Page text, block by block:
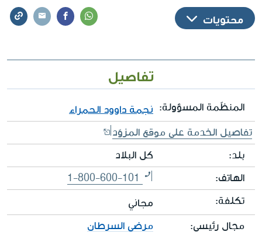
محتويات
تفاصيل
المنظّمة المسؤولة: نجمة داوود الحمراء
تفاصيل الخدمة على موقع المزوّد
بلد: كل البلاد
الهاتف: 1-800-600-101
تكلفة: مجاني
مجال رئيسي: مرضى السرطان